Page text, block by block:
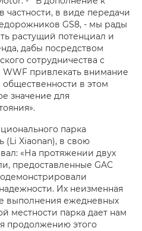
в виде передачи
GS8, - мы рады
растущий потенциал и
дабы посредством
сотрудничества с
привлекать внимание
общественности в этом
значение для
парка
(Li Xiaonan), в свою
«На протяжении двух
предоставленные GAC
Их неизменная
выполнения ежедневных
местности парка дает нам
продолжению этого